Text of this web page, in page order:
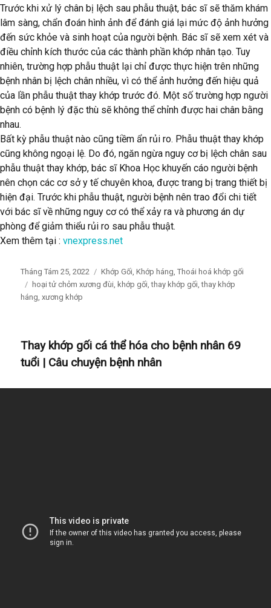
Trước khi xử lý chân bị lệch sau phẫu thuật, bác sĩ sẽ thăm khám
lâm sàng, chẩn đoán hình ảnh để đánh giá lại mức độ ảnh hưởng
đến sức khỏe và sinh hoạt của người bệnh. Bác sĩ sẽ xem xét và
điều chỉnh kích thước của các thành phần khớp nhân tạo. Tuy
nhiên, trường hợp phẫu thuật lại chỉ được thực hiện trên những
bệnh nhân bị lệch chân nhiều, vì có thể ảnh hưởng đến hiệu quả
của lần phẫu thuật thay khớp trước đó. Một số trường hợp người
bệnh có bệnh lý đặc thù sẽ không thể chỉnh được hai chân bằng
nhau.
Bất kỳ phẫu thuật nào cũng tiềm ẩn rủi ro. Phẫu thuật thay khớp
cũng không ngoại lệ. Do đó, ngăn ngừa nguy cơ bị lệch chân sau
phẫu thuật thay khớp, bác sĩ Khoa Học khuyến cáo người bệnh
nên chọn các cơ sở y tế chuyên khoa, được trang bị trang thiết bị
hiện đại. Trước khi phẫu thuật, người bệnh nên trao đổi chi tiết
với bác sĩ về những nguy cơ có thể xảy ra và phương án dự
phòng để giảm thiểu rủi ro sau phẫu thuật.
Xem thêm tại : vnexpress.net
Posted
on
Tháng Tám 25, 2022 Categories
Khớp Gối,Khớp háng,Thoái hoá khớp gối
Tags
hoại tử chỏm xương đùi, khớp gối,thay khớp gối,thay khớp
háng,xương khớp
Thay khớp gối cá thể hóa cho bệnh nhân 69
tuổi | Câu chuyện bệnh nhân